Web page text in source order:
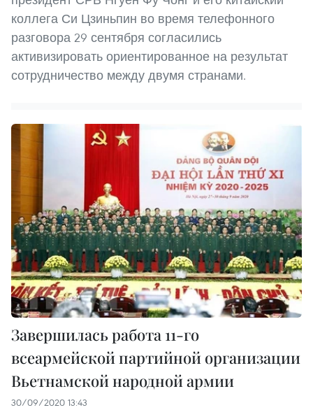
коллега Си Цзиньпин во время телефонного
разговора 29 сентября согласились
активизировать ориентированное на результат
сотрудничество между двумя странами.
Завершилась работа 11-го
всеармейской партийной организации
Вьетнамской народной армии
30/09/2020 13:43